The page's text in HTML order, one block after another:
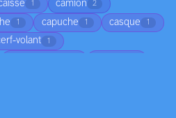
1 camion 2
1 capuche 1 casque 1
volant 1